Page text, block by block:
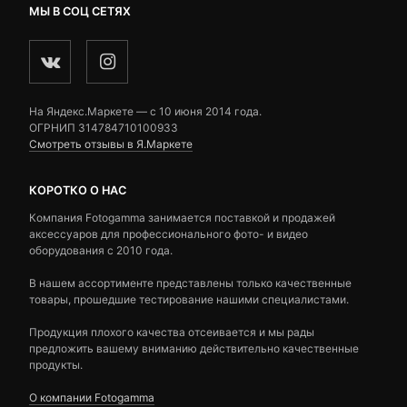
МЫ В СОЦ СЕТЯХ
На Яндекс.Маркете — c 10 июня 2014 года.
ОГРНИП 314784710100933
Смотреть отзывы в Я.Маркете
КОРОТКО О НАС
Компания Fotogamma занимается поставкой и продажей
аксессуаров для профессионального фото- и видео
оборудования с 2010 года.
В нашем ассортименте представлены только качественные
товары, прошедшие тестирование нашими специалистами.
Продукция плохого качества отсеивается и мы рады
предложить вашему вниманию действительно качественные
продукты.
О компании Fotogamma